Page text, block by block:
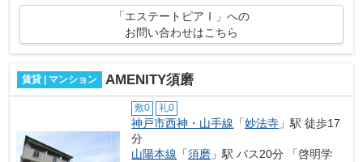
「エステートピアⅠ」への
お問い合わせはこちら
賃貸 | マンション AMENITY須磨
敷0 礼0
神戸市西神・山手線 「妙法寺 」駅 徒歩17
分
山陽本線 「須磨 」駅 バス20分 「啓明学